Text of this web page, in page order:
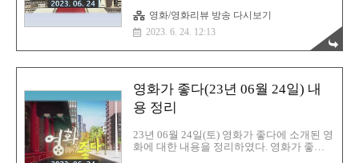
라진 사람들, 밀수, 더썬, 형사록 시즌2 VS 크
롤, 빈틈없는 사이, 아이스맨 이다. 소개된 영
화중에 2023년 7월 개봉 영화와 드라마는 밀
수(23.07.26), 더썬(23.07.19), 형사록 시즌
영화 선택시에 참고하세요. ▷ 2023-7월 개
봉영화 : 밀수(23.07.26), 더썬(23.07.19), 빈틈
없는 사이(23.07.05) ▷ 2021년 개봉영화 : 실
종: 사라진 사람들(21.03.18) ▷ 2019년 개봉
영화 : 크롤(19.11.27) ▷ 2014년 개봉영화 :
아이스맨(14.03.27) ▷ 드..
영화/영화리뷰 방송 다시보기
2023. 6. 24. 12:13
영화가 좋다(23년 06월 24일) 내
용 정리
23년 06월 24일(토) 영화가 좋다에 소개된 영
화에 대한 내용을 정리하였다. 영화가 좋다